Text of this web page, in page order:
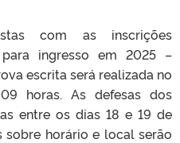
com as inscrições
ingresso em 2025 –
escrita será realizada no
horas. As defesas dos
entre os dias 18 e 19 de
sobre horário e local serão